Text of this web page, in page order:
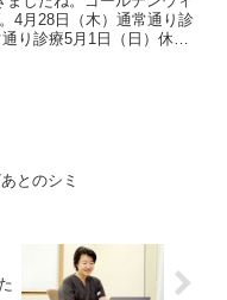
4月28日（木）通常通り診
り診療5月1日（日）休診5
とのシミ